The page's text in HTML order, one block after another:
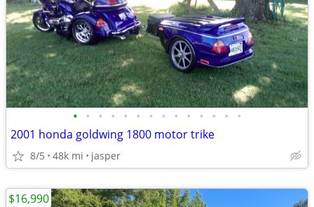
• • • • • • • • • • • • • •
2001 honda goldwing 1800 motor trike
8/5 48k mi jasper
$16,990